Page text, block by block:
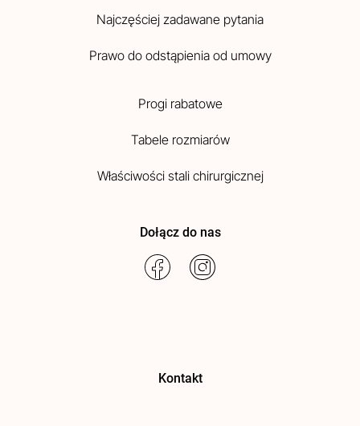
Najczęściej zadawane pytania
Prawo do odstąpienia od umowy
Progi rabatowe
Tabele rozmiarów
Właściwości stali chirurgicznej
Dołącz do nas
Kontakt